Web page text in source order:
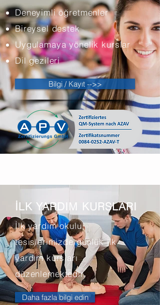
Deneyimli öğretmenler
Bireysel destek
Uygulamaya yönelik kurslar
Dil gezileri
Bilgi / Kayıt -->>
İLK YARDIM KURSLARI
İlk yardım okulu,
tesislerimizde günlük ilk
yardım kursları
düzenlemektedir.
Daha fazla bilgi edin